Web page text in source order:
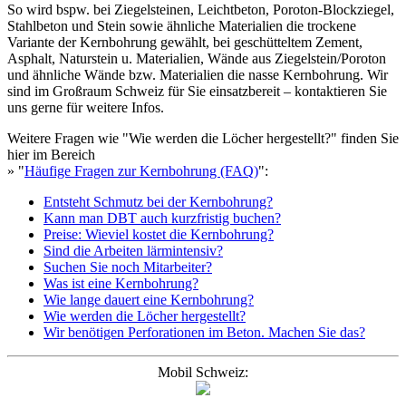
So wird bspw. bei Ziegelsteinen, Leichtbeton, Poroton-Blockziegel,
Stahlbeton und Stein sowie ähnliche Materialien die trockene
Variante der Kernbohrung gewählt, bei geschütteltem Zement,
Asphalt, Naturstein u. Materialien, Wände aus Ziegelstein/Poroton
und ähnliche Wände bzw. Materialien die nasse Kernbohrung. Wir
sind im Großraum Schweiz für Sie einsatzbereit – kontaktieren Sie
uns gerne für weitere Infos.
Weitere Fragen wie "Wie werden die Löcher hergestellt?" finden Sie
hier im Bereich
» "Häufige Fragen zur Kernbohrung (FAQ)":
Entsteht Schmutz bei der Kernbohrung?
Kann man DBT auch kurzfristig buchen?
Preise: Wieviel kostet die Kernbohrung?
Sind die Arbeiten lärmintensiv?
Suchen Sie noch Mitarbeiter?
Was ist eine Kernbohrung?
Wie lange dauert eine Kernbohrung?
Wie werden die Löcher hergestellt?
Wir benötigen Perforationen im Beton. Machen Sie das?
Mobil Schweiz: